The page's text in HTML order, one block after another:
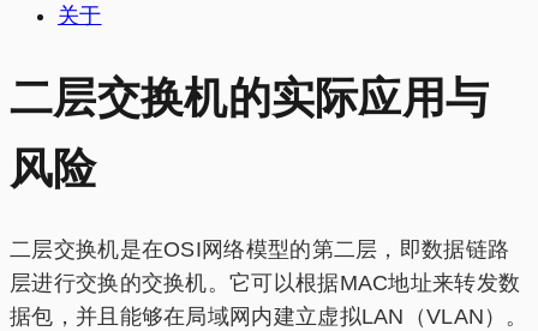
关于
二层交换机的实际应用与
风险
二层交换机是在OSI网络模型的第二层，即数据链路
层进行交换的交换机。它可以根据MAC地址来转发数
据包，并且能够在局域网内建立虚拟LAN（VLAN）。